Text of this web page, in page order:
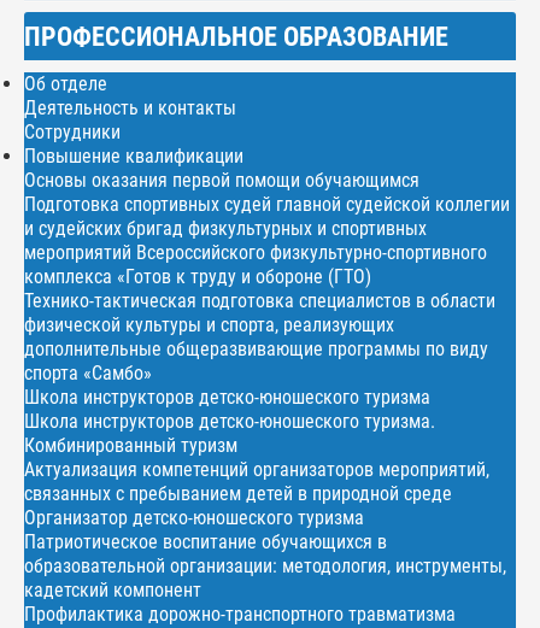
ПРОФЕССИОНАЛЬНОЕ ОБРАЗОВАНИЕ
Об отделе
Деятельность и контакты
Сотрудники
Повышение квалификации
Основы оказания первой помощи обучающимся
Подготовка спортивных судей главной судейской коллегии
и судейских бригад физкультурных и спортивных
мероприятий Всероссийского физкультурно-спортивного
комплекса «Готов к труду и обороне (ГТО)
Технико-тактическая подготовка специалистов в области
физической культуры и спорта, реализующих
дополнительные общеразвивающие программы по виду
спорта «Самбо»
Школа инструкторов детско-юношеского туризма
Школа инструкторов детско-юношеского туризма.
Комбинированный туризм
Актуализация компетенций организаторов мероприятий,
связанных с пребыванием детей в природной среде
Организатор детско-юношеского туризма
Патриотическое воспитание обучающихся в
образовательной организации: методология, инструменты,
кадетский компонент
Профилактика дорожно-транспортного травматизма